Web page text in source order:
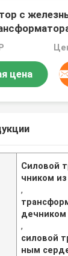
с
цена
Силовой
чником
,
дечником
,
силовой
ным